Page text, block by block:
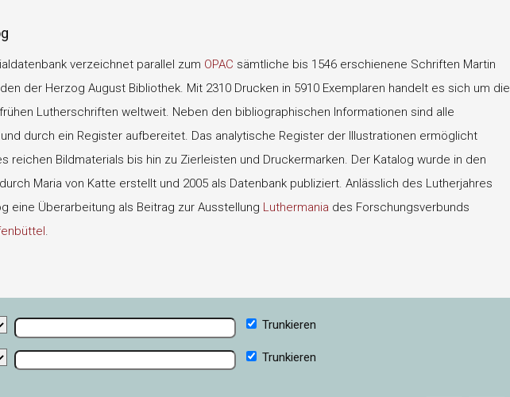
verzeichnet parallel zum OPAC sämtliche bis 1546 erschienene Schriften Martin
der Herzog August Bibliothek. Mit 2310 Drucken in 5910 Exemplaren handelt es sich um die
Lutherschriften weltweit. Neben den bibliographischen Informationen sind alle
durch ein Register aufbereitet. Das analytische Register der Illustrationen ermöglicht
reichen Bildmaterials bis hin zu Zierleisten und Druckermarken. Der Katalog wurde in den
Maria von Katte erstellt und 2005 als Datenbank publiziert. Anlässlich des Lutherjahres
eine Überarbeitung als Beitrag zur Ausstellung Luthermania des Forschungsverbunds
.
Trunkieren
Trunkieren